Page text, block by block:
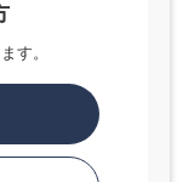
す。